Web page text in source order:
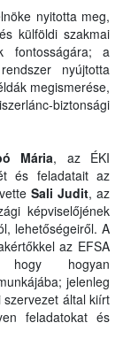
nyitotta meg,
külföldi szakmai
fontosságára; a
nyújtotta
megismerése,
biztonsági
Mária, az ÉKI
és feladatait az
Sali Judit, az
képviselőjének
lehetőségeiről. A
az EFSA
hogy hogyan
jelenleg
által kiírt
feladatokat és